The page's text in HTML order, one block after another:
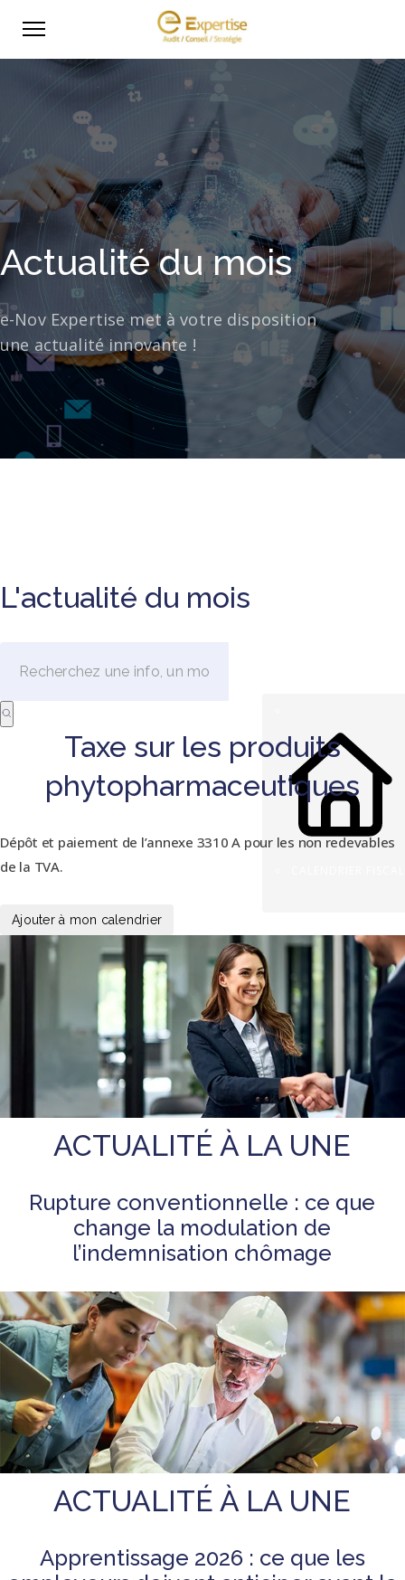
Actualité du mois
e-Nov Expertise met à votre disposition
une actualité innovante !
L'actualité du mois
Taxe sur les produits
phytopharmaceutiques
Dépôt et paiement de l’annexe 3310 A pour les non redevables
de la TVA.
Ajouter à mon calendrier
ACTUALITÉ À LA UNE
Rupture conventionnelle : ce que
change la modulation de
l’indemnisation chômage
ACTUALITÉ À LA UNE
Apprentissage 2026 : ce que les